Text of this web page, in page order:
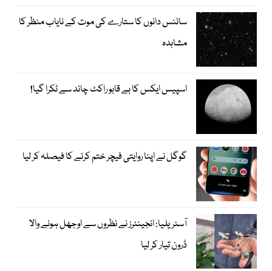
سائنس دانوں کا ستارے کی موت کے نایاب منظر کا
مشاہدہ
اسپیس ایکس کا بے قابو راکٹ چاند سے ٹکرا گیا!
گوگل نے اپنا روایتی فیچر ختم کرنے کا فیصلہ کر لیا
آسٹریلیا: انجینئرز نے نظروں سے اوجھل ہونے والا
ڈرون تیار کر لیا